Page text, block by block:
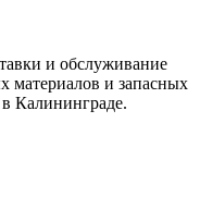
и обслуживание
материалов и запасных
в Калининграде.